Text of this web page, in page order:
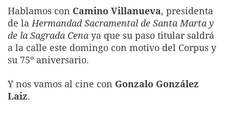
País Vasco
Hablamos con Camino Villanueva, presidenta
de laHermandad Sacramental de Santa Marta y
de la Sagrada Cenaya que su paso titular saldrá
a la calle este domingo con motivo del Corpus y
su 75º aniversario.
Y nos vamos al cine con Gonzalo González
Laiz.